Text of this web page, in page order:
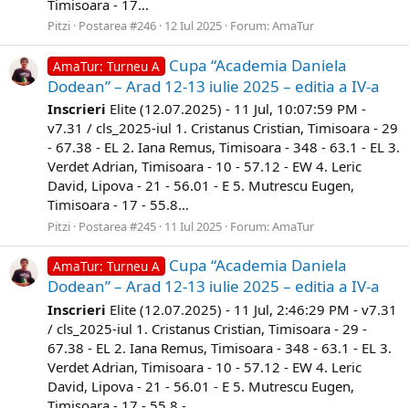
Timisoara - 17...
Pitzi Postarea #246 12 Iul 2025 Forum:AmaTur
AmaTur: Turneu A Cupa “Academia Daniela
Dodean” – Arad 12-13 iulie 2025 – editia a IV-a
Inscrieri Elite (12.07.2025) - 11 Jul, 10:07:59 PM -
v7.31 / cls_2025-iul 1. Cristanus Cristian, Timisoara - 29
- 67.38 - EL 2. Iana Remus, Timisoara - 348 - 63.1 - EL 3.
Verdet Adrian, Timisoara - 10 - 57.12 - EW 4. Leric
David, Lipova - 21 - 56.01 - E 5. Mutrescu Eugen,
Timisoara - 17 - 55.8...
Pitzi Postarea #245 11 Iul 2025 Forum:AmaTur
AmaTur: Turneu A Cupa “Academia Daniela
Dodean” – Arad 12-13 iulie 2025 – editia a IV-a
Inscrieri Elite (12.07.2025) - 11 Jul, 2:46:29 PM - v7.31
/ cls_2025-iul 1. Cristanus Cristian, Timisoara - 29 -
67.38 - EL 2. Iana Remus, Timisoara - 348 - 63.1 - EL 3.
Verdet Adrian, Timisoara - 10 - 57.12 - EW 4. Leric
David, Lipova - 21 - 56.01 - E 5. Mutrescu Eugen,